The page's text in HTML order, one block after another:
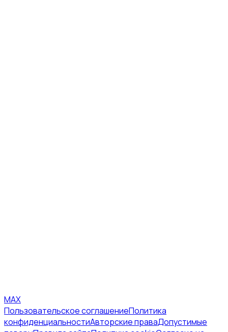
MAX
Пользовательское соглашениеПолитика
конфиденциальностиАвторские праваДопустимые